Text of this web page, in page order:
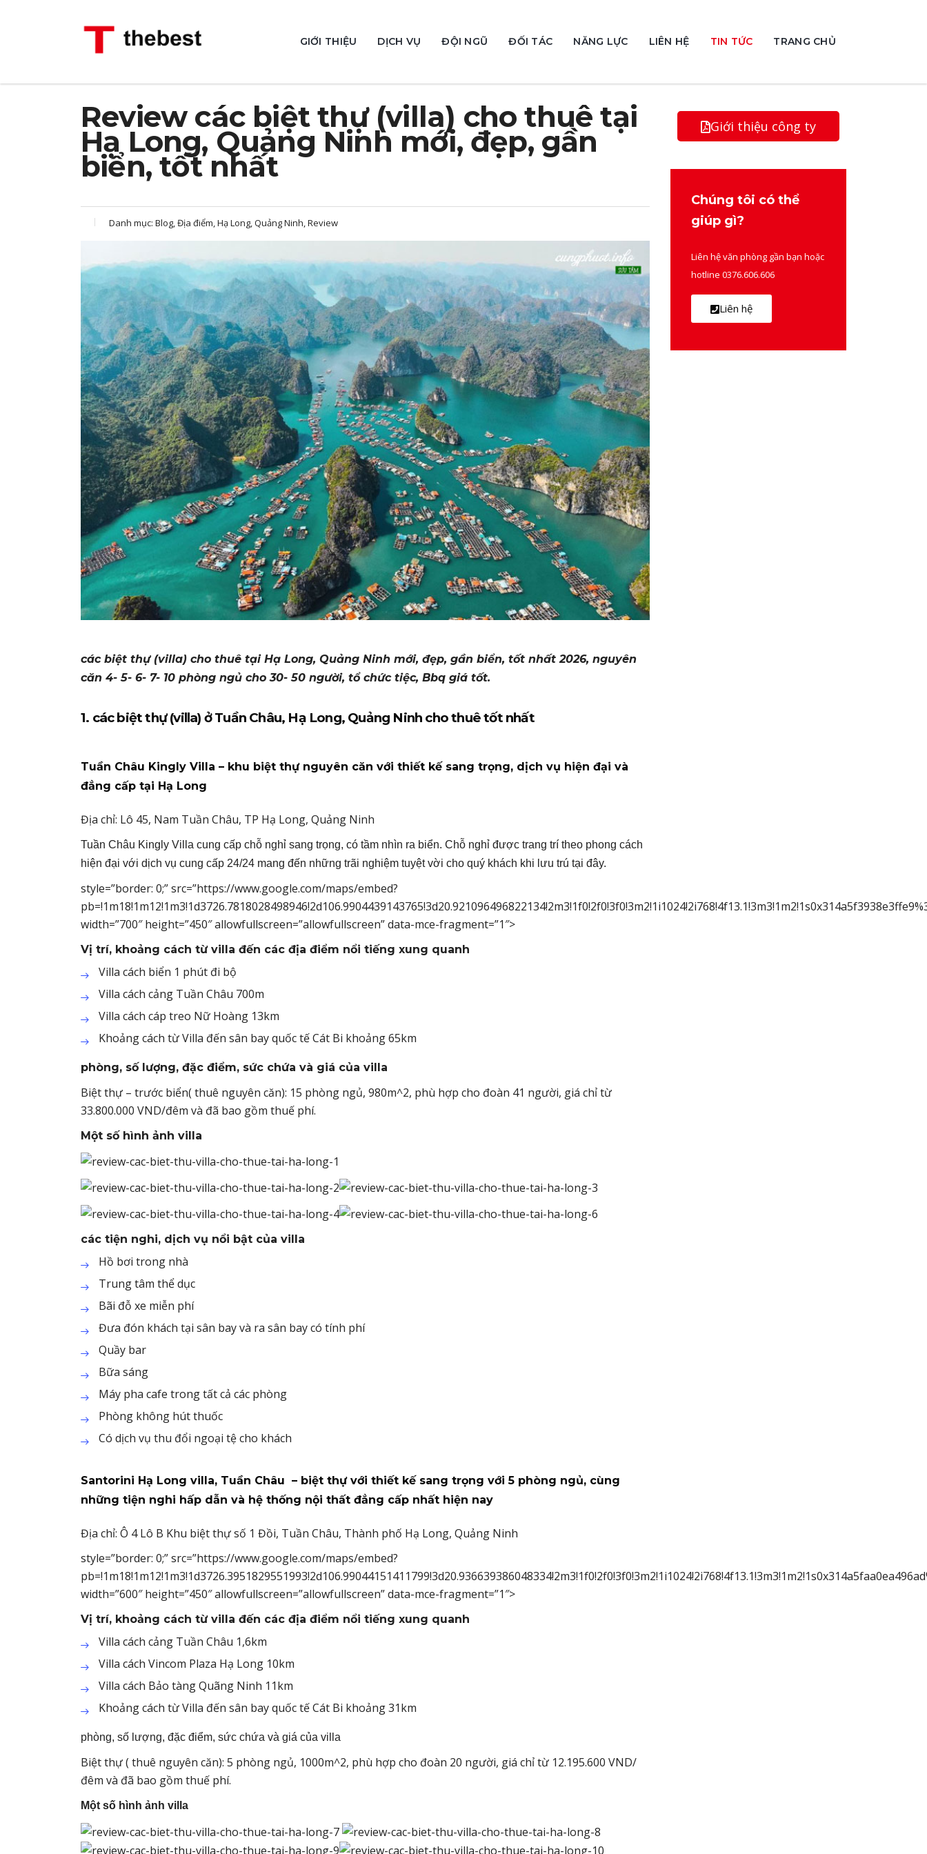
GIỚI THIỆU DỊCH VỤ ĐỘI NGŨ ĐỐI TÁC NĂNG LỰC LIÊN HỆ TIN TỨC TRANG CHỦ
Review các biệt thự (villa) cho thuê tại
Hạ Long, Quảng Ninh mới, đẹp, gần
biển, tốt nhất
Danh mục: Blog, Địa điểm, Hạ Long, Quảng Ninh, Review
các biệt thự (villa) cho thuê tại Hạ Long, Quảng Ninh mới, đẹp, gần biển, tốt nhất 2026, nguyên
căn 4- 5- 6- 7- 10 phòng ngủ cho 30- 50 người, tổ chức tiệc, Bbq giá tốt.
1. các biệt thự (villa) ở Tuần Châu, Hạ Long, Quảng Ninh cho thuê tốt nhất
Tuần Châu Kingly Villa – khu biệt thự nguyên căn với thiết kế sang trọng, dịch vụ hiện đại và
đẳng cấp tại Hạ Long
Địa chỉ: Lô 45, Nam Tuần Châu, TP Hạ Long, Quảng Ninh
Tuần Châu Kingly Villa cung cấp chỗ nghỉ sang trọng, có tầm nhìn ra biển. Chỗ nghỉ được trang trí theo phong cách
hiện đại với dịch vụ cung cấp 24/24 mang đến những trãi nghiệm tuyệt vời cho quý khách khi lưu trú tại đây.
style=”border: 0;” src=”https://www.google.com/maps/embed?
width=”700″ height=”450″ allowfullscreen=”allowfullscreen” data-mce-fragment=”1″>
Vị trí, khoảng cách từ villa đến các địa điểm nổi tiếng xung quanh
Villa cách biển 1 phút đi bộ
Villa cách cảng Tuần Châu 700m
Villa cách cáp treo Nữ Hoàng 13km
Khoảng cách từ Villa đến sân bay quốc tế Cát Bi khoảng 65km
phòng, số lượng, đặc điểm, sức chứa và giá của villa
Biệt thự – trước biển( thuê nguyên căn): 15 phòng ngủ, 980m^2, phù hợp cho đoàn 41 người, giá chỉ từ
33.800.000 VND/đêm và đã bao gồm thuế phí.
Một số hình ảnh villa
các tiện nghi, dịch vụ nổi bật của villa
Hồ bơi trong nhà
Trung tâm thể dục
Bãi đỗ xe miễn phí
Đưa đón khách tại sân bay và ra sân bay có tính phí
Quầy bar
Bữa sáng
Máy pha cafe trong tất cả các phòng
Phòng không hút thuốc
Có dịch vụ thu đổi ngoại tệ cho khách
Santorini Hạ Long villa, Tuần Châu – biệt thự với thiết kế sang trọng với 5 phòng ngủ, cùng
những tiện nghi hấp dẫn và hệ thống nội thất đẳng cấp nhất hiện nay
Địa chỉ: Ô 4 Lô B Khu biệt thự số 1 Đồi, Tuần Châu, Thành phố Hạ Long, Quảng Ninh
style=”border: 0;” src=”https://www.google.com/maps/embed?
width=”600″ height=”450″ allowfullscreen=”allowfullscreen” data-mce-fragment=”1″>
Vị trí, khoảng cách từ villa đến các địa điểm nổi tiếng xung quanh
Villa cách cảng Tuần Châu 1,6km
Villa cách Vincom Plaza Hạ Long 10km
Villa cách Bảo tàng Quãng Ninh 11km
Khoảng cách từ Villa đến sân bay quốc tế Cát Bi khoảng 31km
phòng, số lượng, đặc điểm, sức chứa và giá của villa
Biệt thự ( thuê nguyên căn): 5 phòng ngủ, 1000m^2, phù hợp cho đoàn 20 người, giá chỉ từ 12.195.600 VND/
đêm và đã bao gồm thuế phí.
Một số hình ảnh villa
Giới thiệu công ty
Chúng tôi có thể
giúp gì?
Liên hệ văn phòng gần bạn hoặc
hotline 0376.606.606
Liên hệ